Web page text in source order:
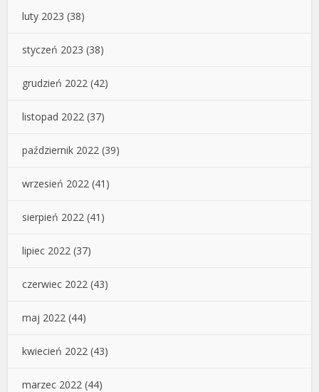
luty 2023 (38)
styczeń 2023 (38)
grudzień 2022 (42)
listopad 2022 (37)
październik 2022 (39)
wrzesień 2022 (41)
sierpień 2022 (41)
lipiec 2022 (37)
czerwiec 2022 (43)
maj 2022 (44)
kwiecień 2022 (43)
marzec 2022 (44)